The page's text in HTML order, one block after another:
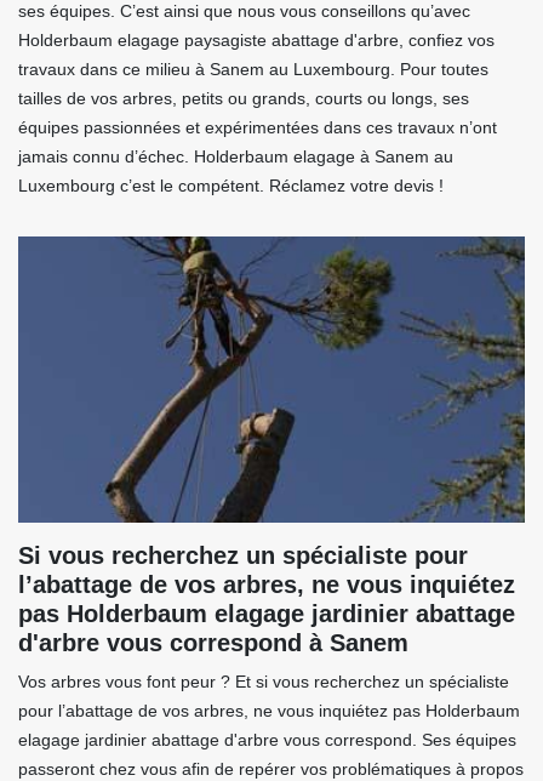
ses équipes. C’est ainsi que nous vous conseillons qu’avec
Holderbaum elagage paysagiste abattage d'arbre, confiez vos
travaux dans ce milieu à Sanem au Luxembourg. Pour toutes
tailles de vos arbres, petits ou grands, courts ou longs, ses
équipes passionnées et expérimentées dans ces travaux n’ont
jamais connu d’échec. Holderbaum elagage à Sanem au
Luxembourg c’est le compétent. Réclamez votre devis !
Si vous recherchez un spécialiste pour
l’abattage de vos arbres, ne vous inquiétez
pas Holderbaum elagage jardinier abattage
d'arbre vous correspond à Sanem
Vos arbres vous font peur ? Et si vous recherchez un spécialiste
pour l’abattage de vos arbres, ne vous inquiétez pas Holderbaum
elagage jardinier abattage d'arbre vous correspond. Ses équipes
passeront chez vous afin de repérer vos problématiques à propos